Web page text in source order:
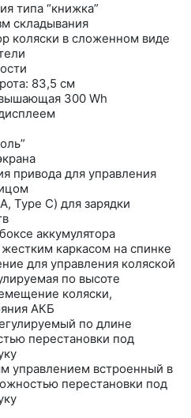
типа “книжка”
складывания
коляски в сложенном виде
83,5 см
300 Wh
привода для управления
Type C) для зарядки
аккумулятора
каркасом на спинке
для управления коляской
по высоте
коляски,
АКБ
по длине
перестановки под
управлением встроенный в
перестановки под